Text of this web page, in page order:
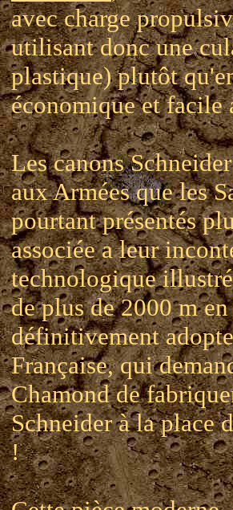
avec charge
utilisant donc une
plastique) plutôt
économique et facile
Les canons
aux Armées que les
pourtant présentés
associée a leur
technologique
de plus de 2000 m
définitivement
Française, qui
Chamond de
Schneider à la place
!